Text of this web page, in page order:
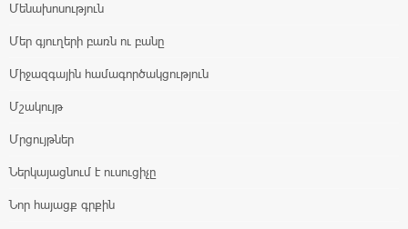
Մենախոսություն
Մեր գյուղերի բառն ու բանը
Միջազգային համագործակցություն
Մշակույթ
Մրցույթներ
Ներկայացնում է ուսուցիչը
Նոր հայացք գրքին